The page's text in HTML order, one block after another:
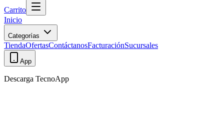
Carrito
Inicio
Categorías
TiendaOfertasContáctanosFacturaciónSucursales
App
Descarga TecnoApp